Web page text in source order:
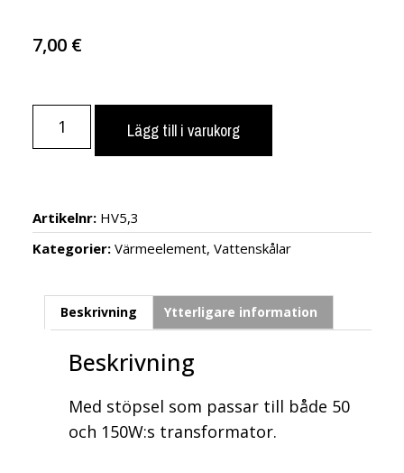
7,00 €
Lägg till i varukorg
Artikelnr: HV5,3
Kategorier: Värmeelement, Vattenskålar
Beskrivning Ytterligare information
Beskrivning
Med stöpsel som passar till både 50
och 150W:s transformator.